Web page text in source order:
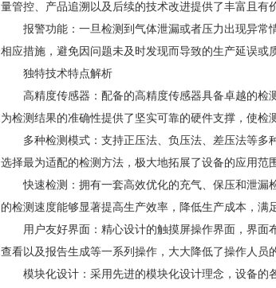
量管控、产品追溯以及后续的技术改进提供了丰富且有
报警功能：一旦检测到气体泄漏或者压力出现异
相应措施，避免因问题未及时发现而导致的生产延误或
独特技术特点解析
高精度传感器：配备的高精度传感器具备卓越的检
为检测结果的准确性提供了坚实可靠的硬件支撑，使检
多种检测模式：支持正压法、负压法、差压法等
选择最为适配的检测方法，极大地拓展了设备的应用范
快速检测：拥有一套高效优化的充气、保压和泄漏
的检测速度能够显著提高生产效率，降低生产成本，满
用户友好界面：精心设计的触摸屏操作界面，界
查看以及报告生成等一系列操作，大大降低了操作人员
模块化设计：采用先进的模块化设计理念，设备